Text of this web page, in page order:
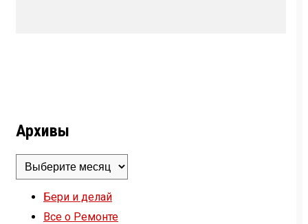
Архивы
Архивы
Бери и делай
Все о Ремонте